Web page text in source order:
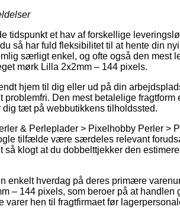
tidspunkt et hav af forskellige
så har fuld fleksibilitet til at hente din
særligt enkel, og ofte også den mest
mørk Lilla 2x2mm – 144 pixels.
hjem til dig eller ud på din
Den mest betalelige fragtform
tæt på webbutikkens tilholdssted.
& Perleplader > Pixelhobby Perler >
tilfælde være særdeles relevant
så klogt at du dobbelttjekker den
enkelt hverdag på deres primære
– 144 pixels, som beroer på at handlen
hen til fragtfirmaet før